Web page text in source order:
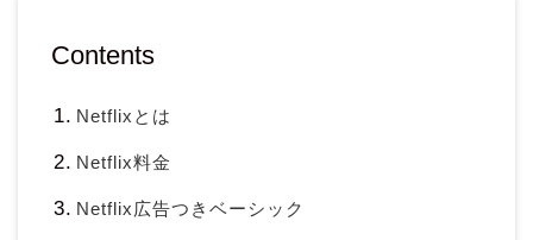
Contents
Netflixとは
Netflix料金
Netflix広告つきベーシック